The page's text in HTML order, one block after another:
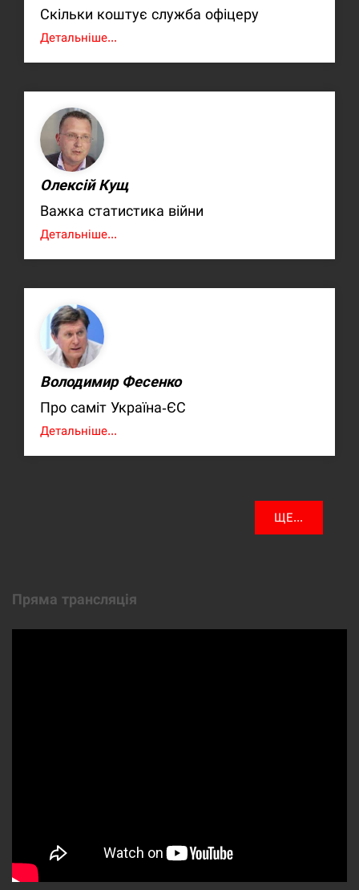
Скільки коштує служба офіцеру
Детальніше...
Олексій Кущ
Важка статистика війни
Детальніше...
Володимир Фесенко
Про саміт Україна-ЄС
Детальніше...
ЩЕ...
Пряма трансляція